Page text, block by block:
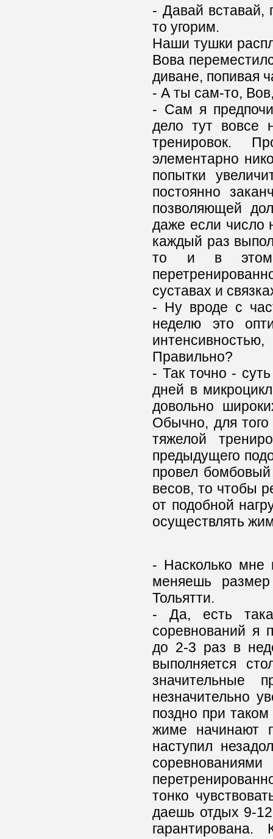
- Давай вставай,
то угорим.
Наши тушки
Вова
диване, попивая
- А ты сам-то,
- Сам я
дело тут вовсе
тренировок.
элементарно
попытки
постоянно
позволяющей
даже если число
каждый раз
то и в этом
суставах и
- Ну вроде с
неделю это
Правильно?
- Так точно -
дней в
довольно
Обычно, для того
тяжелой
предыдущего
провел бомбовый
весов, то чтобы
от подобной
осуществлять
- Насколько мне
меняешь
Тольятти.
- Да, есть
соревнований я
до 2-3 раз в
выполняется
значительные
незначительно
поздно при
жиме начинают
наступил
тонко
даешь отдых 9-